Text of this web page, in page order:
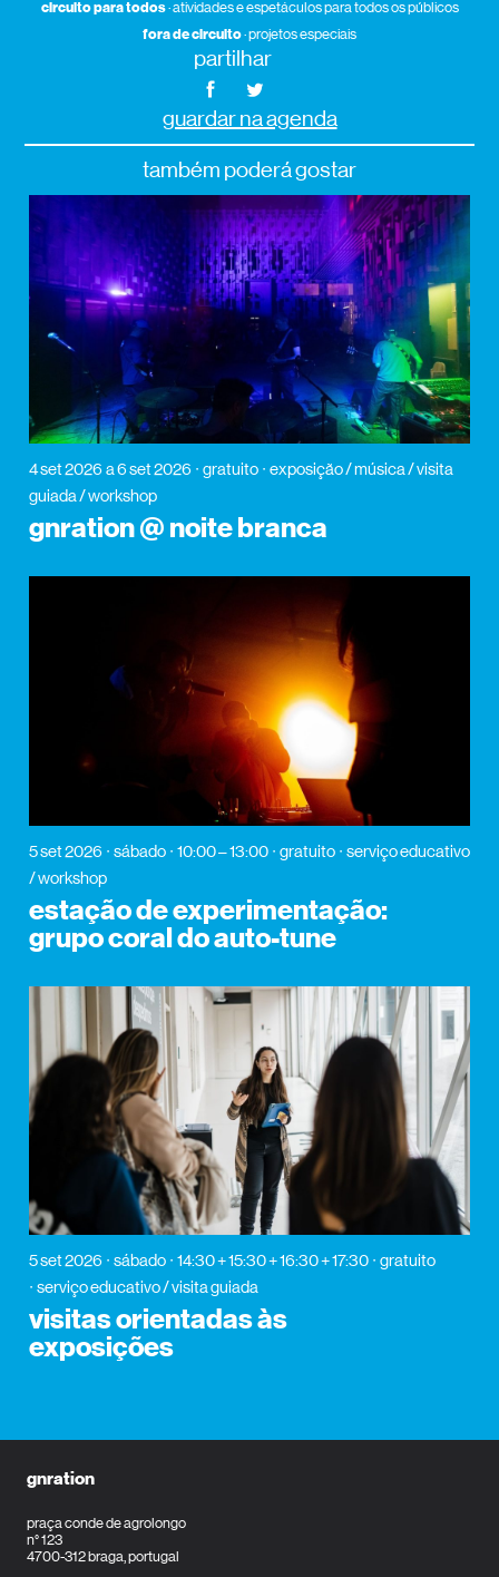
circuito para todos· atividades e espetáculos para todos os públicos
fora de circuito· projetos especiais
partilhar
guardar na agenda
também poderá gostar
4 set 2026 a 6 set 2026 gratuito
exposição / música / visita
guiada / workshop
gnration @ noite branca
5 set 2026 sábado 10:00 – 13:00 gratuito
serviço educativo
/ workshop
estação de experimentação:
grupo coral do auto-tune
5 set 2026 sábado 14:30 + 15:30 + 16:30 + 17:30
gratuito
serviço educativo / visita guiada
visitas orientadas às
exposições
gnration
praça conde de agrolongo
n° 123
4700-312 braga, portugal